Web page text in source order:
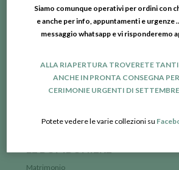
tittibomboniere@libero.it
9.00-12.15/14.45-19.30
Matrimonio
Siamo comunque operativi per ordini con
e anche per info, appuntamenti e urgenze
messaggio whatsapp e vi risponderemo
ALLA RIAPERTURA TROVERETE
ANCHE IN PRONTA CONSEGNA
CERIMONIE URGENTI DI
Potete vedere le varie collezioni su